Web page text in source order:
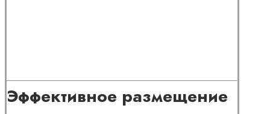
Эффективное размещение